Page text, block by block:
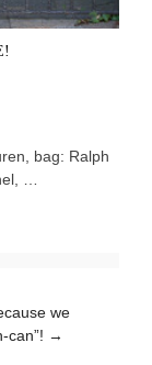
bag: Ralph
…
we
can”! →